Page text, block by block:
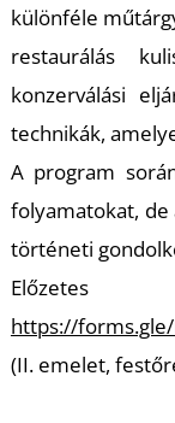
különféle
restaurálás
konzerválási
technikák,
A program
folyamatokat,
történeti
Előzetes
https://
(II. emelet,